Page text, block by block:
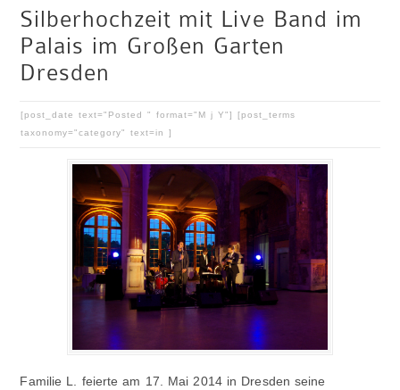
Silberhochzeit mit Live Band im
Palais im Großen Garten
Dresden
[post_date text="Posted " format="M j Y"] [post_terms
taxonomy="category" text=in ]
Familie L. feierte am 17. Mai 2014 in Dresden seine